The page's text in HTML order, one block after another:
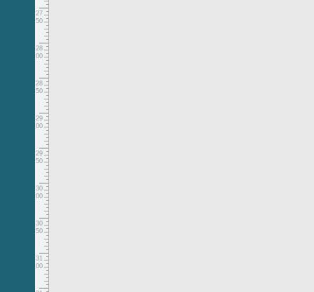
27
50
28
00
28
50
29
00
29
50
30
00
30
50
31
00